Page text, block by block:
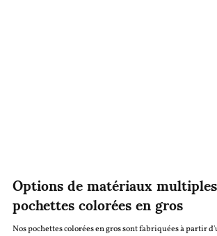
Options de matériaux
pochettes colorées en gros
Nos pochettes colorées en gros sont fabriquées à partir